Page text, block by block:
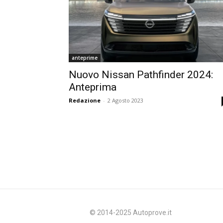
anteprime
Nuovo Nissan Pathfinder 2024:
Anteprima
Redazione - 2 Agosto 2023
© 2014-2025 Autoprove.it